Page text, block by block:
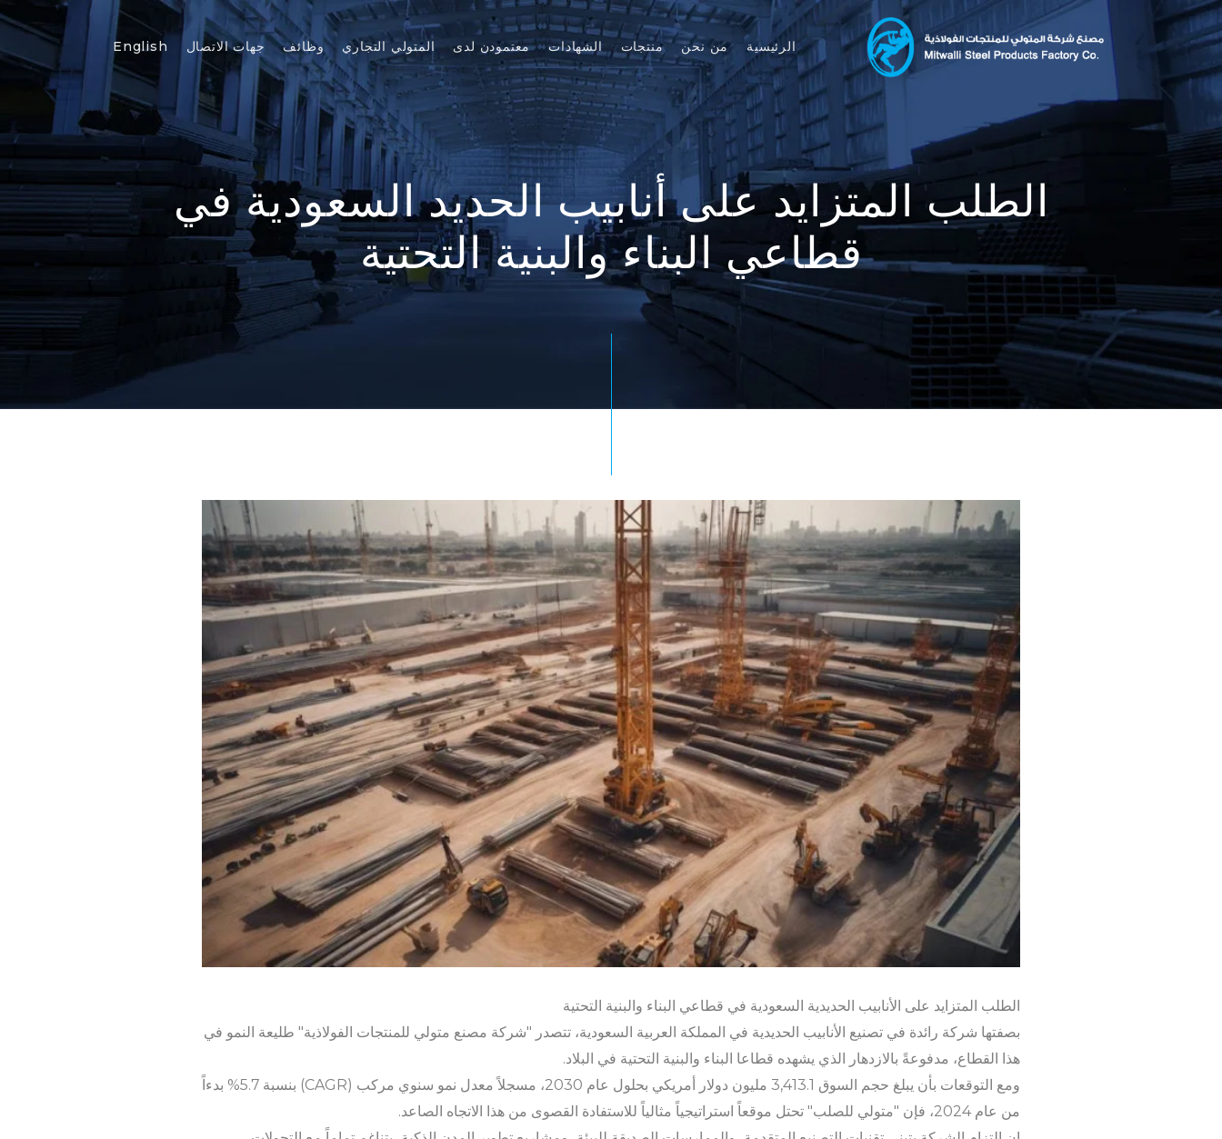
الرئيسية من نحن منتجات الشهادات معتمودن لدى المتولي التجاري وظائف جهات الاتصال English
الطلب المتزايد على أنابيب الحديد السعودية في
قطاعي البناء والبنية التحتية
الطلب المتزايد على الأنابيب الحديدية السعودية في قطاعي البناء والبنية التحتية
بصفتها شركة رائدة في تصنيع الأنابيب الحديدية في المملكة العربية السعودية، تتصدر "شركة مصنع متولي للمنتجات الفولاذية" طليعة النمو في
هذا القطاع، مدفوعةً بالازدهار الذي يشهده قطاعا البناء والبنية التحتية في البلاد.
ومع التوقعات بأن يبلغ حجم السوق 3,413.1 مليون دولار أمريكي بحلول عام 2030، مسجلاً معدل نمو سنوي مركب (CAGR) بنسبة 5.7% بدءاً
من عام 2024، فإن "متولي للصلب" تحتل موقعاً استراتيجياً مثالياً للاستفادة القصوى من هذا الاتجاه الصاعد.